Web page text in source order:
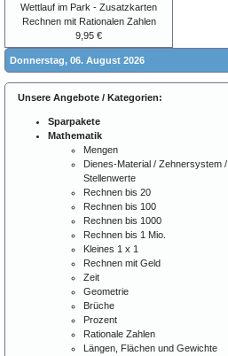
Wettlauf im Park - Zusatzkarten
Rechnen mit Rationalen Zahlen
9,95 €
Donnerstag, 06. August 2026
Unsere Angebote / Kategorien:
Sparpakete
Mathematik
Mengen
Dienes-Material / Zehnersystem /
Stellenwerte
Rechnen bis 20
Rechnen bis 100
Rechnen bis 1000
Rechnen bis 1 Mio.
Kleines 1 x 1
Rechnen mit Geld
Zeit
Geometrie
Brüche
Prozent
Rationale Zahlen
Längen, Flächen und Gewichte